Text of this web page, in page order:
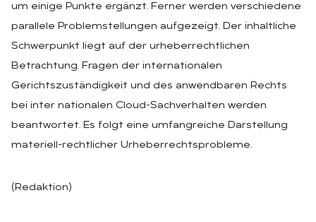
um einige Punkte ergänzt. Ferner werden verschiedene
parallele Problemstellungen aufgezeigt. Der inhaltliche
Schwerpunkt liegt auf der urheberrechtlichen
Betrachtung. Fragen der internationalen
Gerichtszuständigkeit und des anwendbaren Rechts
bei inter nationalen Cloud-Sachverhalten werden
beantwortet. Es folgt eine umfangreiche Darstellung
materiell-rechtlicher Urheberrechtsprobleme.
(Redaktion)